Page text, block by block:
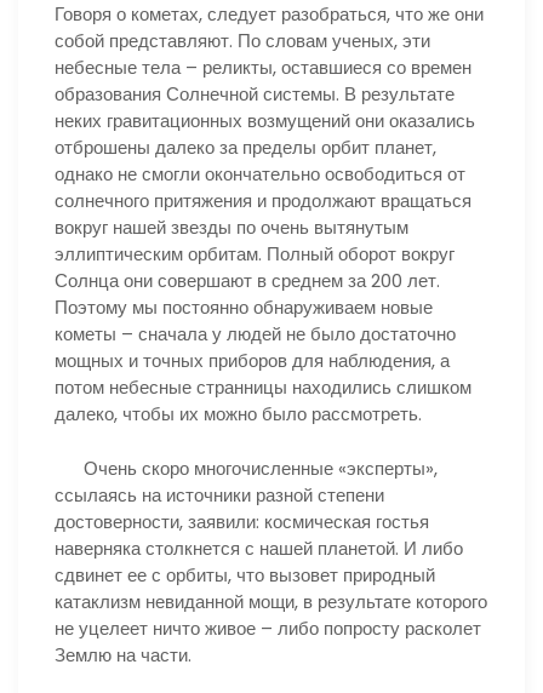
Говоря о кометах, следует разобраться, что же они
собой представляют. По словам ученых, эти
небесные тела – реликты, оставшиеся со времен
образования Солнечной системы. В результате
неких гравитационных возмущений они оказались
отброшены далеко за пределы орбит планет,
однако не смогли окончательно освободиться от
солнечного притяжения и продолжают вращаться
вокруг нашей звезды по очень вытянутым
эллиптическим орбитам. Полный оборот вокруг
Солнца они совершают в среднем за 200 лет.
Поэтому мы постоянно обнаруживаем новые
кометы – сначала у людей не было достаточно
мощных и точных приборов для наблюдения, а
потом небесные странницы находились слишком
далеко, чтобы их можно было рассмотреть.
Очень скоро многочисленные «эксперты»,
ссылаясь на источники разной степени
достоверности, заявили: космическая гостья
наверняка столкнется с нашей планетой. И либо
сдвинет ее с орбиты, что вызовет природный
катаклизм невиданной мощи, в результате которого
не уцелеет ничто живое – либо попросту расколет
Землю на части.